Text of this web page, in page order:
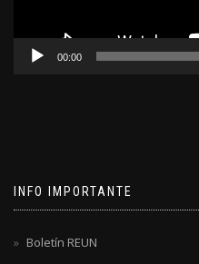
00:00
INFO IMPORTANTE
Boletín REUN